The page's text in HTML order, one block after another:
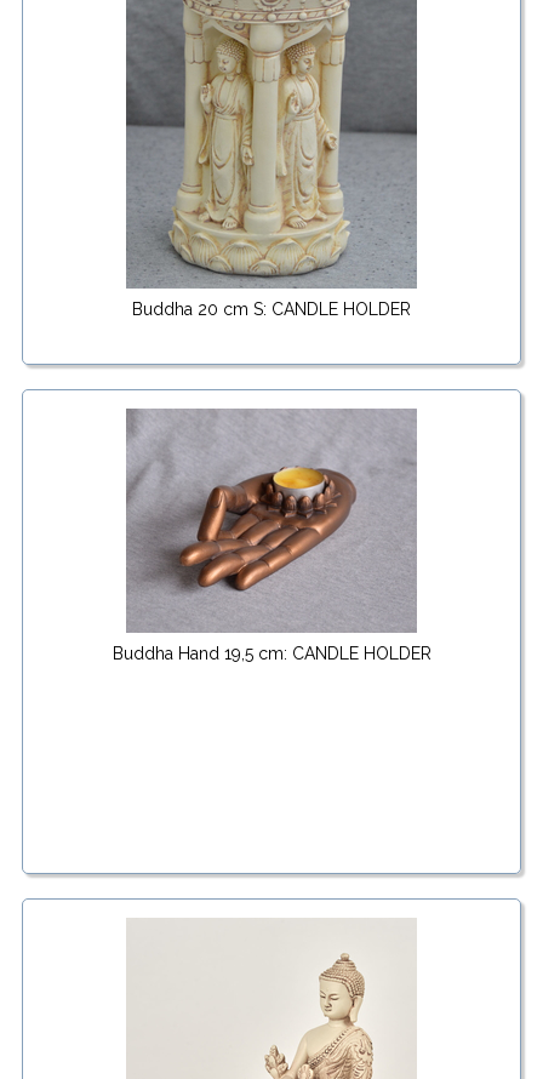
Buddha 20 cm S: CANDLE HOLDER
Buddha Hand 19,5 cm: CANDLE HOLDER